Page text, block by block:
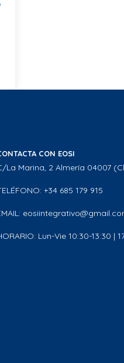
CON EOSI
La Marina, 2 Almería 04007
+34 685 179 915
Lun-Vie 10:30-13:30 |